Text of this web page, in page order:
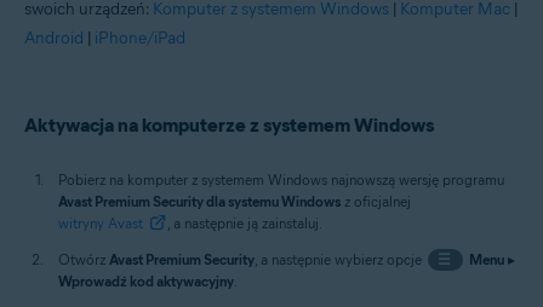
swoich urządzeń: Komputer z systemem Windows | Komputer Mac |
Android | iPhone/iPad
Aktywacja na komputerze z systemem Windows
Pobierz na komputer z systemem Windows najnowszą wersję programu
Avast Premium Security dla systemu Windows z oficjalnej
witryny Avast
, a następnie ją zainstaluj.
Otwórz Avast Premium Security, a następnie wybierz opcje ☰ Menu▸
Wprowadź kod aktywacyjny.